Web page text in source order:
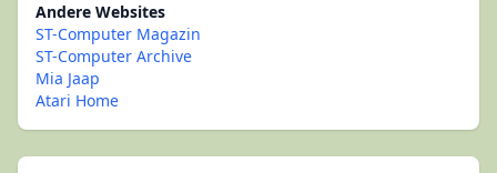
Andere Websites
ST-Computer Magazin
ST-Computer Archive
Mia Jaap
Atari Home